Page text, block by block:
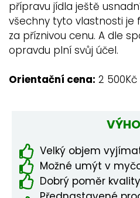
přípravu jídla ještě
všechny tyto vlastnosti je
za příznivou cenu. A dle
opravdu plní svůj účel.
Orientační cena: 2 500Kč
Velký objem
Možné umýt v
Dobrý poměr